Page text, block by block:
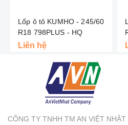
Lốp ô tô KUMHO - 245/60
R18 798PLUS - HQ
Liên hệ
CÔNG TY TNHH TM AN VIỆT NHẬT